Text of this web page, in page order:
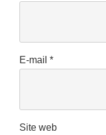
E-mail *
Site web